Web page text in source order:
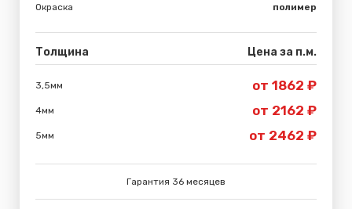
Окраска
полимер
Толщина Цена за п.м.
3,5мм от 1862 ₽
4мм от 2162 ₽
5мм от 2462 ₽
Гарантия 36 месяцев